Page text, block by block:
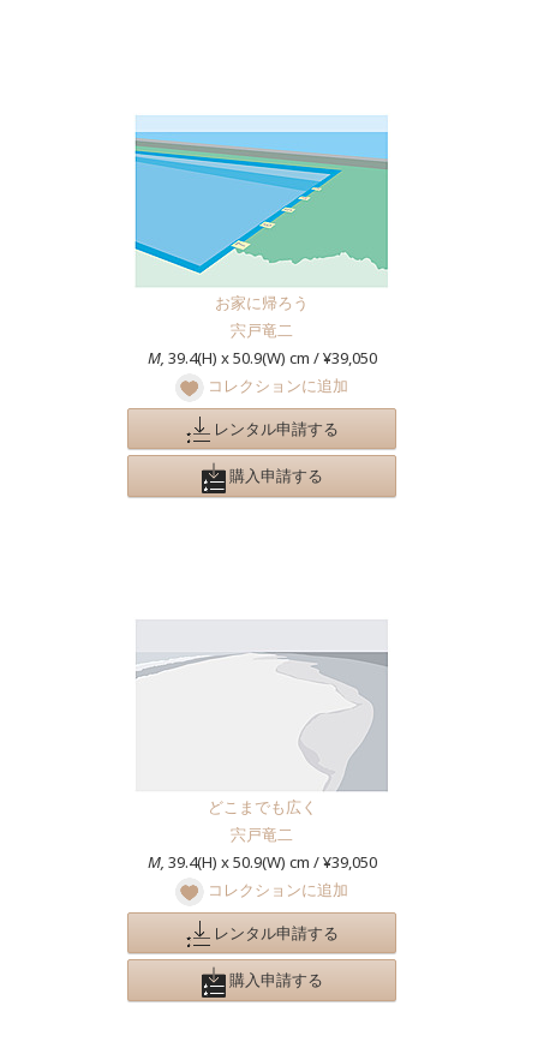
お家に帰ろう
宍戸竜二
M, 39.4(H) x 50.9(W) cm / ¥39,050
コレクションに追加
レンタル申請する
購入申請する
どこまでも広く
宍戸竜二
M, 39.4(H) x 50.9(W) cm / ¥39,050
コレクションに追加
レンタル申請する
購入申請する